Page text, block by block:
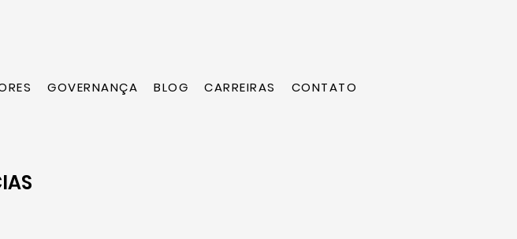
GOVERNANÇA BLOG CARREIRAS CONTATO